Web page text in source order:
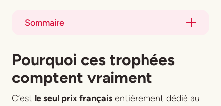
Sommaire
Title
Pourquoi ces trophées
comptent vraiment
C’est le seul prix français entièrement dédié au